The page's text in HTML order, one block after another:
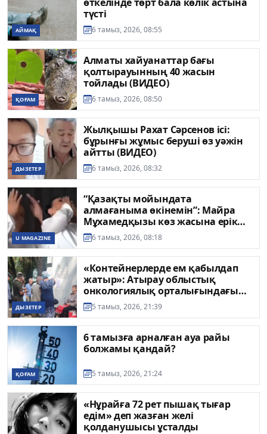
АЙМАҚ
түсті
6 тамыз, 2026, 08:55
ҚОҒАМ
Алматы хайуанаттар бағы
қолтырауынның 40 жасын
тойлады (ВИДЕО)
6 тамыз, 2026, 08:50
ДЫЗЕТЕР
Жылқышы Рахат Сәрсенов ісі:
бұрынғы жұмыс беруші өз уәжін
айтты (ВИДЕО)
6 тамыз, 2026, 08:32
U MAGAZINE
“Қазақты мойындата
алмағаныма өкінемін”: Майра
Мұхамедқызы көз жасына ерік
берді
6 тамыз, 2026, 08:18
ДЫЗЕТЕР
«Контейнерлерде ем қабылдап
жатыр»: Атырау облыстық
онкологиялық орталығындағы
жағдай қоғам талқысына түсті
5 тамыз, 2026, 21:39
ҚОҒАМ
6 тамызға арналған ауа райы
болжамы қандай?
5 тамыз, 2026, 21:24
«Нұрайға 72 рет пышақ тығар
едім» деп жазған желі
қолданушысы ұсталды